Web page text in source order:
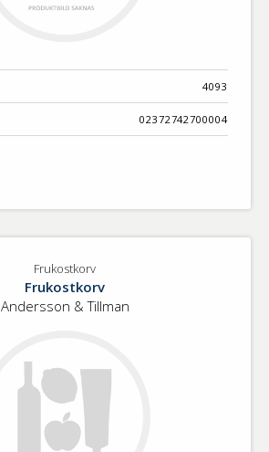
4093
02372742700004
Frukostkorv
Frukostkorv
Andersson & Tillman